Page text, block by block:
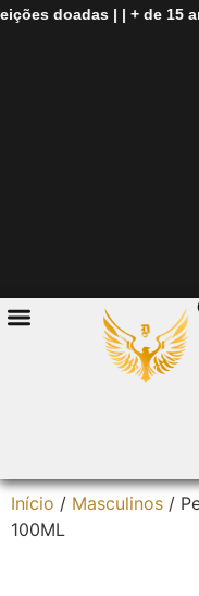
doadas | |+ de15
Início / Masculinos /
100ML